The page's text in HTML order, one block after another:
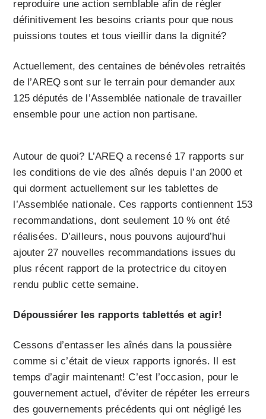
reproduire une action semblable afin de régler
définitivement les besoins criants pour que nous
puissions toutes et tous vieillir dans la dignité?
Actuellement, des centaines de bénévoles retraités
de l’AREQ sont sur le terrain pour demander aux
125 députés de l’Assemblée nationale de travailler
ensemble pour une action non partisane.
Autour de quoi? L’AREQ a recensé 17 rapports sur
les conditions de vie des aînés depuis l’an 2000 et
qui dorment actuellement sur les tablettes de
l’Assemblée nationale. Ces rapports contiennent 153
recommandations, dont seulement 10 % ont été
réalisées. D’ailleurs, nous pouvons aujourd’hui
ajouter 27 nouvelles recommandations issues du
plus récent rapport de la protectrice du citoyen
rendu public cette semaine.
Dépoussiérer les rapports tablettés et agir!
Cessons d’entasser les aînés dans la poussière
comme si c’était de vieux rapports ignorés. Il est
temps d’agir maintenant! C’est l’occasion, pour le
gouvernement actuel, d’éviter de répéter les erreurs
des gouvernements précédents qui ont négligé les